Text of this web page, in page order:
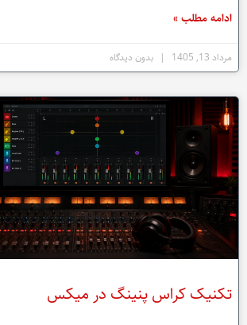
ادامه مطلب »
مرداد 13, 1405 بدون دیدگاه
تکنیک کراس پنینگ در میکس